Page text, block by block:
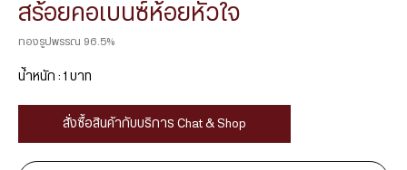
สร้อยคอเบนซ์ห้อยหัวใจ
ทองรูปพรรณ 96.5%
น้ำหนัก : 1 บาท
สั่งซื้อสินค้ากับบริการ Chat & Shop